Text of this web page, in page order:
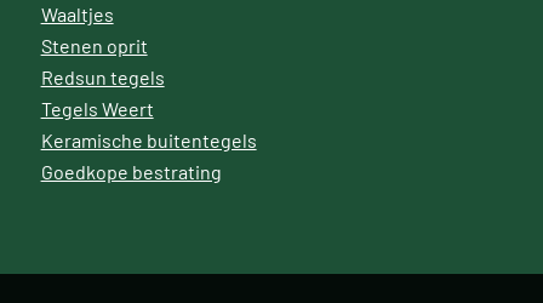
Waaltjes
Stenen oprit
Redsun tegels
Tegels Weert
Keramische buitentegels
Goedkope bestrating